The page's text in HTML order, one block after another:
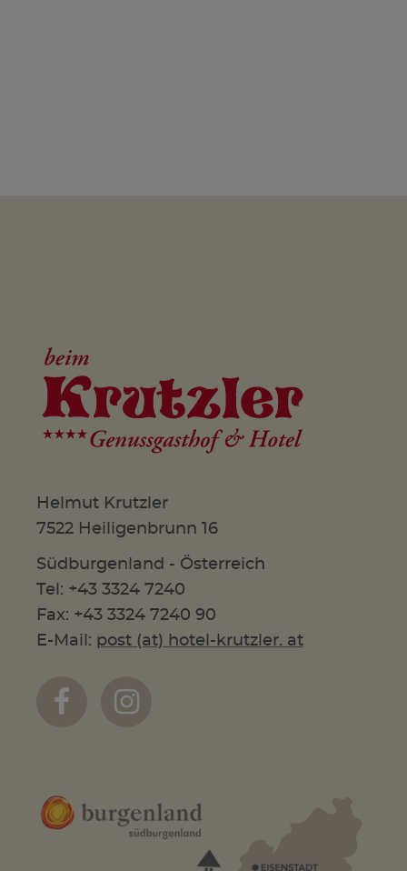
Helmut Krutzler
7522 Heiligenbrunn 16
Südburgenland - Österreich
Tel: +43 3324 7240
Fax: +43 3324 7240 90
E-Mail: post (at) hotel-krutzler. at
 